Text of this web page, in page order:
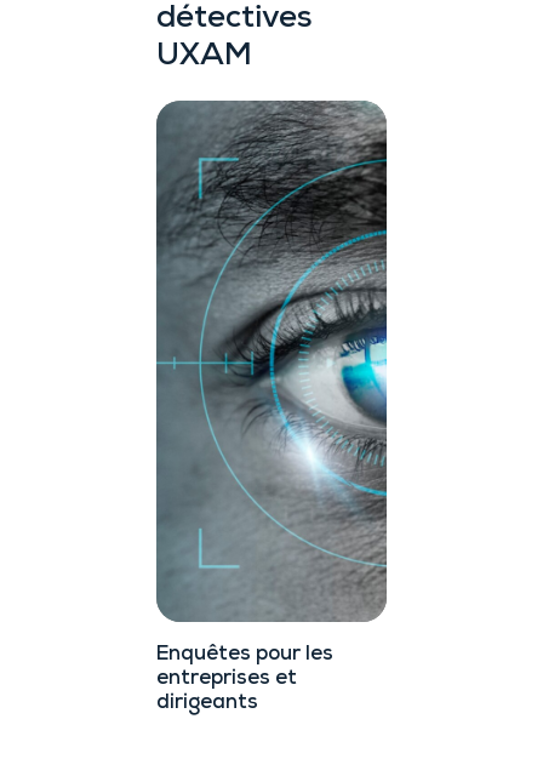
détectives
UXAM
Enquêtes pour les
entreprises et
dirigeants